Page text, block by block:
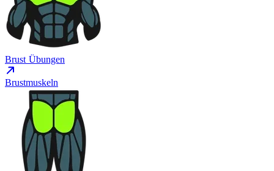
Brust Übungen
Brustmuskeln